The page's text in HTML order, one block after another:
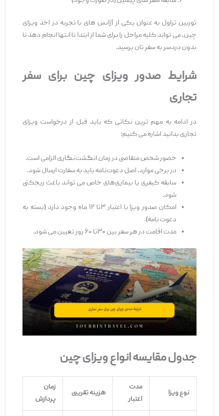
توربین تراول به ‌عنوان یکی از آژانس ‌های با تجربه در اخذ ویزای
چین، می ‌تواند کلیه مراحل را برای شما از ابتدا تا انتها انجام دهد تا
بدون دردسر به سفر تان برسید.
شرایط صدور ویزای چین برای سفر
تجاری
در ادامه به مهم ‌ترین نکاتی که باید قبل از درخواست ویزای
تجاری بدانید اشاره می ‌کنیم:
حضور شخص متقاضی در زمان انگشت‌نگاری الزامی است.
در برخی موارد، اصل دعوت‌نامه باید به سفارت ارسال شود.
سابقه کیفری یا بیماری‌های خاص می‌ تواند باعث ریجکتی
شود.
امکان صدور ویزا با اعتبار ۳تا ۱۲ ماه وجود دارد (بسته به
دعوت ‌نامه).
مدت اقامت در هر سفر بین ۳۰تا ۶۰ روز تعیین می‌ شود.
جدول مقایسه انواع ویزای چین
نوع ویزا
مدت
اعتبار
هزینه تقریبی
زمان
پردازش